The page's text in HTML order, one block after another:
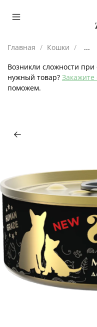
Главная Кошки ...
Возникли сложности
нужный товар?
поможем.